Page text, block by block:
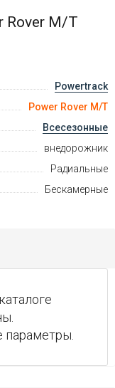
Rover M/T
Powertrack
Power Rover M/T
Всесезонные
внедорожник
Радиальные
Бескамерные
параметры.